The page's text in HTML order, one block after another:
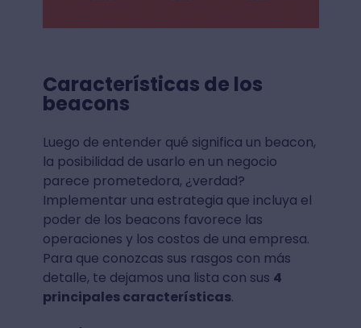
Características de los
beacons
Luego de entender qué significa un beacon,
la posibilidad de usarlo en un negocio
parece prometedora, ¿verdad?
Implementar una estrategia que incluya el
poder de los beacons favorece las
operaciones y los costos de una empresa.
Para que conozcas sus rasgos con más
detalle, te dejamos una lista con sus 4
principales características.